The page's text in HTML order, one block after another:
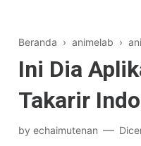
Beranda › animelab ›
Ini Dia
Takarir
by echaimutenan